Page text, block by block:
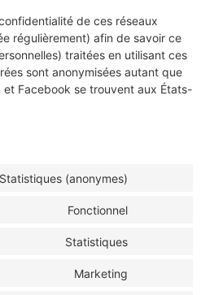
de ces réseaux
régulièrement) afin de savoir ce
traitées en utilisant ces
sont anonymisées autant que
Facebook se trouvent aux États-
Statistiques (anonymes)
Fonctionnel
Statistiques
Marketing